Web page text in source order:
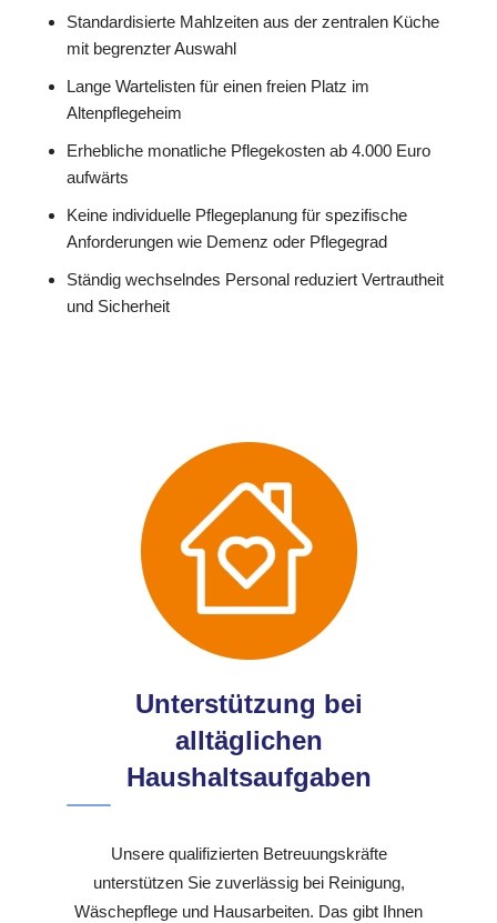
Standardisierte Mahlzeiten aus der zentralen Küche
mit begrenzter Auswahl
Lange Wartelisten für einen freien Platz im
Altenpflegeheim
Erhebliche monatliche Pflegekosten ab 4.000 Euro
aufwärts
Keine individuelle Pflegeplanung für spezifische
Anforderungen wie Demenz oder Pflegegrad
Ständig wechselndes Personal reduziert Vertrautheit
und Sicherheit
Unterstützung bei
alltäglichen
Haushaltsaufgaben
Unsere qualifizierten Betreuungskräfte
unterstützen Sie zuverlässig bei Reinigung,
Wäschepflege und Hausarbeiten. Das gibt Ihnen